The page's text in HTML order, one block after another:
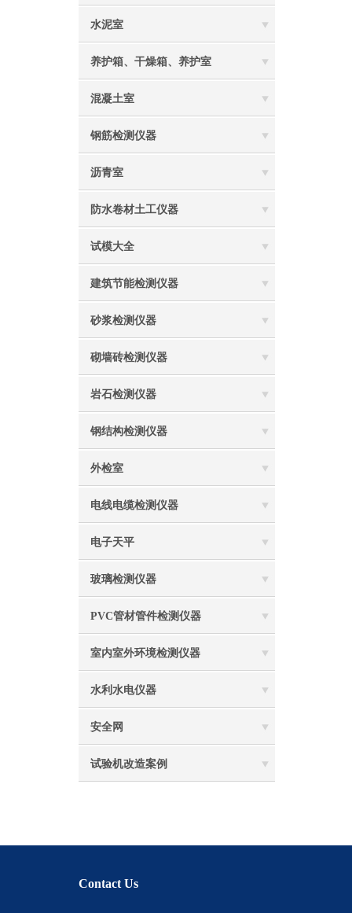
水泥室
养护箱、干燥箱、养护室
混凝土室
钢筋检测仪器
沥青室
防水卷材土工仪器
试模大全
建筑节能检测仪器
砂浆检测仪器
砌墙砖检测仪器
岩石检测仪器
钢结构检测仪器
外检室
电线电缆检测仪器
电子天平
玻璃检测仪器
PVC管材管件检测仪器
室内室外环境检测仪器
水利水电仪器
安全网
试验机改造案例
Contact Us